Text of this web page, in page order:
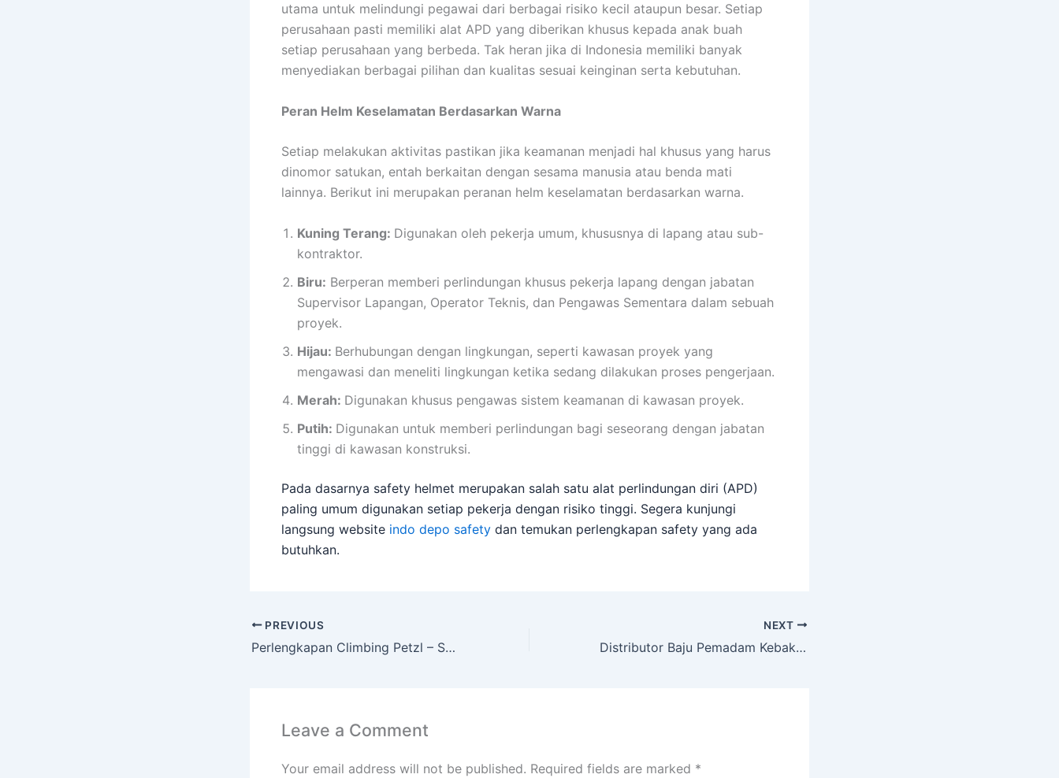
utama untuk melindungi pegawai dari berbagai risiko kecil ataupun besar. Setiap
perusahaan pasti memiliki alat APD yang diberikan khusus kepada anak buah
setiap perusahaan yang berbeda. Tak heran jika di Indonesia memiliki banyak
menyediakan berbagai pilihan dan kualitas sesuai keinginan serta kebutuhan.
Peran Helm Keselamatan Berdasarkan Warna
Setiap melakukan aktivitas pastikan jika keamanan menjadi hal khusus yang harus
dinomor satukan, entah berkaitan dengan sesama manusia atau benda mati
lainnya. Berikut ini merupakan peranan helm keselamatan berdasarkan warna.
Kuning Terang: Digunakan oleh pekerja umum, khususnya di lapang atau sub-
kontraktor.
Biru: Berperan memberi perlindungan khusus pekerja lapang dengan jabatan
Supervisor Lapangan, Operator Teknis, dan Pengawas Sementara dalam sebuah
proyek.
Hijau: Berhubungan dengan lingkungan, seperti kawasan proyek yang
mengawasi dan meneliti lingkungan ketika sedang dilakukan proses pengerjaan.
Merah: Digunakan khusus pengawas sistem keamanan di kawasan proyek.
Putih: Digunakan untuk memberi perlindungan bagi seseorang dengan jabatan
tinggi di kawasan konstruksi.
Pada dasarnya safety helmet merupakan salah satu alat perlindungan diri (APD)
paling umum digunakan setiap pekerja dengan risiko tinggi. Segera kunjungi
langsung website indo depo safety dan temukan perlengkapan safety yang ada
butuhkan.
PREVIOUS
Perlengkapan Climbing Petzl – Solusi Terbaik Penunjang Keselamatan Kerja
NEXT
Distributor Baju Pemadam Kebakaran – Perlengkapan Keselamatan Pemadam Api
Leave a Comment
Your email address will not be published. Required fields are marked *